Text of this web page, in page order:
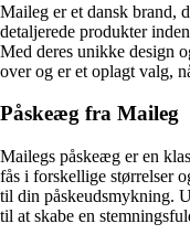
Maileg er et dansk brand,
detaljerede produkter
Med deres unikke design
over og er et oplagt valg,
Påskeæg fra Maileg
Mailegs påskeæg er en
fås i forskellige størrelser
til din påskeudsmykning.
til at skabe en